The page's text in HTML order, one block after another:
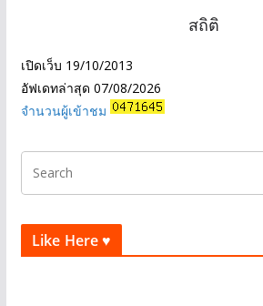
สถิติ
เปิดเว็บ 19/10/2013
อัฟเดทล่าสุด 07/08/2026
จำนวนผู้เข้าชม
Like Here ♥